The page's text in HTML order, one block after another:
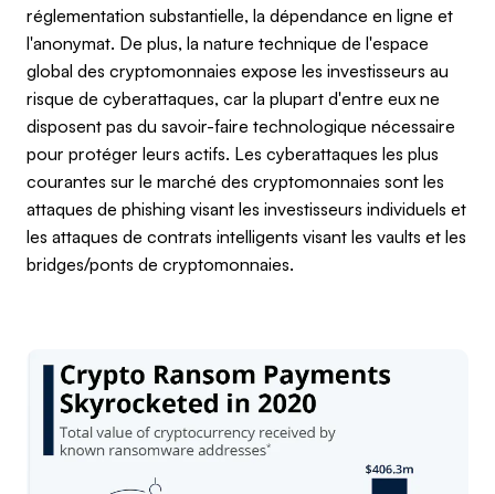
réglementation substantielle, la dépendance en ligne et
l'anonymat. De plus, la nature technique de l'espace
global des cryptomonnaies expose les investisseurs au
risque de cyberattaques, car la plupart d'entre eux ne
disposent pas du savoir-faire technologique nécessaire
pour protéger leurs actifs. Les cyberattaques les plus
courantes sur le marché des cryptomonnaies sont les
attaques de phishing visant les investisseurs individuels et
les attaques de contrats intelligents visant les vaults et les
bridges/ponts de cryptomonnaies.